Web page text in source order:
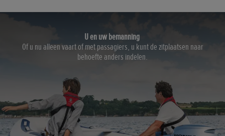
U en uw bemanning
Of u nu alleen vaart of met passagiers, u kunt de zitplaatsen naar
behoefte anders indelen.